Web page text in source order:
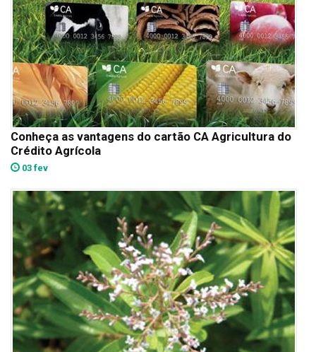
Conheça as vantagens do cartão CA Agricultura do
Crédito Agrícola
03 fev